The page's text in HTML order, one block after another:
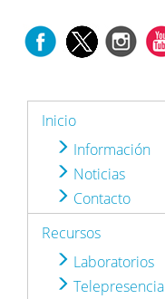
Inicio
Información
Noticias
Contacto
Recursos
Laboratorios
Telepresencia